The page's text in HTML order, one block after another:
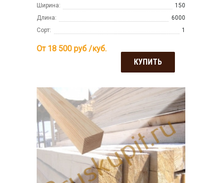
Ширина:
150
Длина:
6000
Сорт:
1
От 18 500 руб /куб.
КУПИТЬ